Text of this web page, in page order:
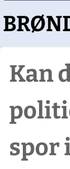
Kan
spor